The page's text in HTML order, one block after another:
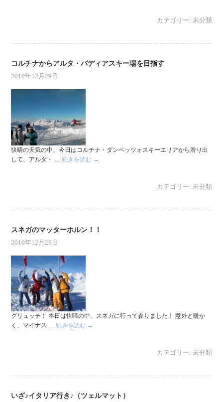
カテゴリー: 未分類
コルチナからアルタ・バディアスキー場を目指す
2010年12月29日
快晴の天気の中、今日はコルチナ・ダンペッツォスキーエリアから滑り出
して、アルタ・ …続きを読む →
カテゴリー: 未分類
スネガのマッターホルン！！
2010年12月29日
グリュッチ！ 本日は快晴の中、スネガに行って参りました！ 意外と暖か
く、マイナス …続きを読む →
カテゴリー: 未分類
いざ♪イタリア行き♪（ツェルマット）